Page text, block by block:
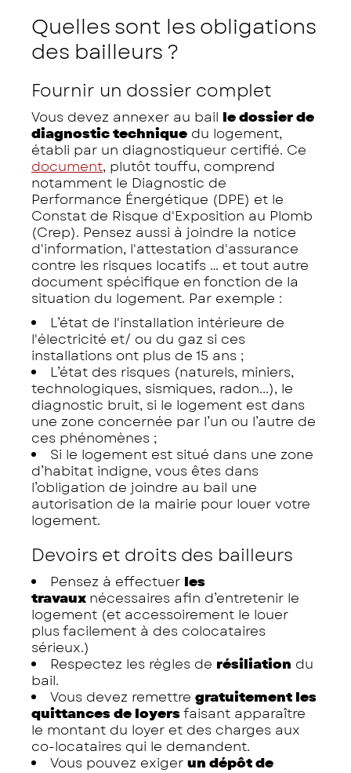
Quelles sont les obligations
des bailleurs ?
Fournir un dossier complet
Vous devez annexer au bail le dossier de
diagnostic technique du logement,
établi par un diagnostiqueur certifié. Ce
document, plutôt touffu, comprend
notamment le Diagnostic de
Performance Énergétique (DPE) et le
Constat de Risque d'Exposition au Plomb
(Crep). Pensez aussi à joindre la notice
d'information, l'attestation d'assurance
contre les risques locatifs … et tout autre
document spécifique en fonction de la
situation du logement. Par exemple :
L’état de l'installation intérieure de
l'électricité et/ ou du gaz si ces
installations ont plus de 15 ans ;
L’état des risques (naturels, miniers,
technologiques, sismiques, radon...), le
diagnostic bruit, si le logement est dans
une zone concernée par l’un ou l’autre de
ces phénomènes ;
Si le logement est situé dans une zone
d’habitat indigne, vous êtes dans
l’obligation de joindre au bail une
autorisation de la mairie pour louer votre
logement.
Devoirs et droits des bailleurs
Pensez à effectuer les
travaux nécessaires afin d’entretenir le
logement (et accessoirement le louer
plus facilement à des colocataires
sérieux.)
Respectez les règles de résiliation du
bail.
Vous devez remettre gratuitement les
quittances de loyersfaisant apparaître
le montant du loyer et des charges aux
co-locataires qui le demandent.
Vous pouvez exiger un dépôt de